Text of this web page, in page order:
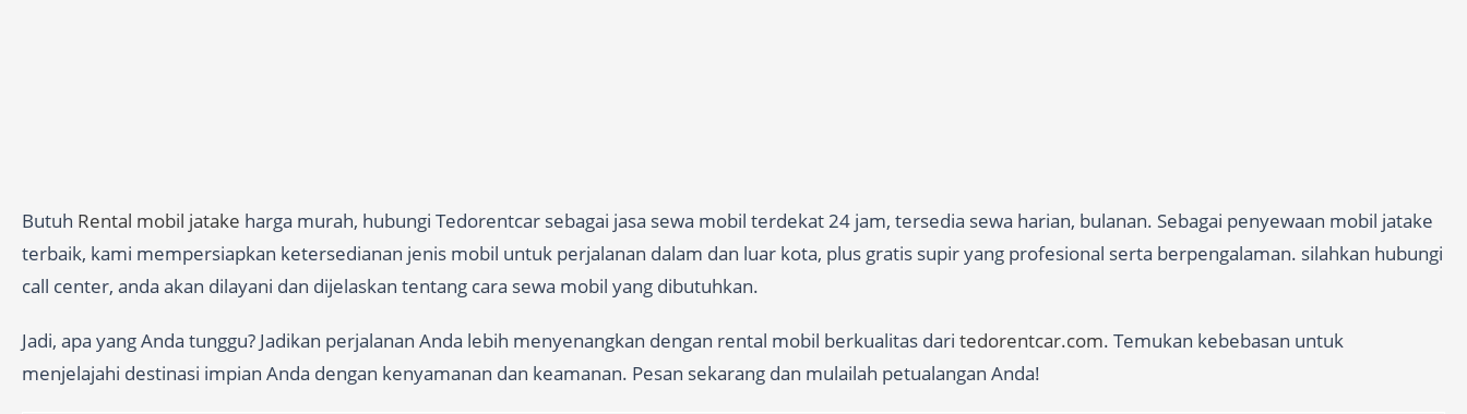
Butuh Rental mobil jatake harga murah, hubungi Tedorentcar sebagai jasa sewa mobil terdekat 24 jam, tersedia sewa harian, bulanan. Sebagai penyewaan mobil jatake
terbaik, kami mempersiapkan ketersedianan jenis mobil untuk perjalanan dalam dan luar kota, plus gratis supir yang profesional serta berpengalaman. silahkan hubungi
call center, anda akan dilayani dan dijelaskan tentang cara sewa mobil yang dibutuhkan.
Jadi, apa yang Anda tunggu? Jadikan perjalanan Anda lebih menyenangkan dengan rental mobil berkualitas dari tedorentcar.com. Temukan kebebasan untuk
menjelajahi destinasi impian Anda dengan kenyamanan dan keamanan. Pesan sekarang dan mulailah petualangan Anda!